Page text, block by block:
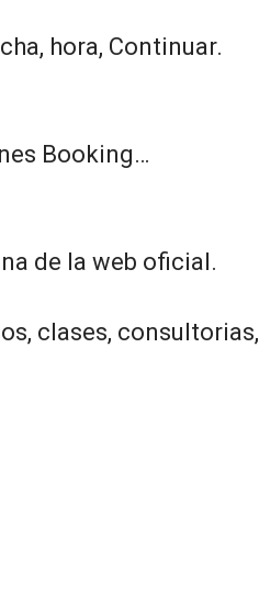
hora, Continuar.
Booking…
de la web oficial.
clases, consultorias,